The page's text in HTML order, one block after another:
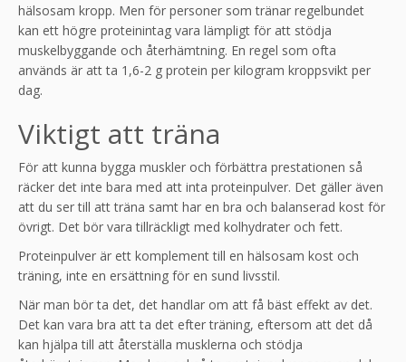
hälsosam kropp. Men för personer som tränar regelbundet
kan ett högre proteinintag vara lämpligt för att stödja
muskelbyggande och återhämtning. En regel som ofta
används är att ta 1,6-2 g protein per kilogram kroppsvikt per
dag.
Viktigt att träna
För att kunna bygga muskler och förbättra prestationen så
räcker det inte bara med att inta proteinpulver. Det gäller även
att du ser till att träna samt har en bra och balanserad kost för
övrigt. Det bör vara tillräckligt med kolhydrater och fett.
Proteinpulver är ett komplement till en hälsosam kost och
träning, inte en ersättning för en sund livsstil.
När man bör ta det, det handlar om att få bäst effekt av det.
Det kan vara bra att ta det efter träning, eftersom att det då
kan hjälpa till att återställa musklerna och stödja